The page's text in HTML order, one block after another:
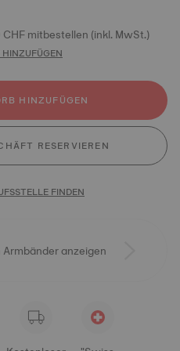
mitbestellen (inkl. MwSt.)
HINZUFÜGEN
HINZUFÜGEN
RESERVIEREN
FINDEN
anzeigen